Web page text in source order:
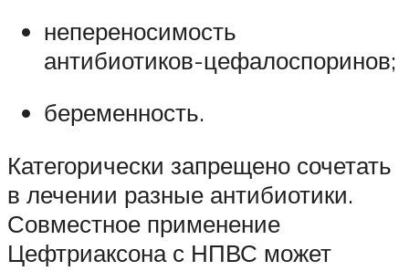
непереносимость
антибиотиков-цефалоспоринов;
беременность.
Категорически запрещено сочетать
в лечении разные антибиотики.
Совместное применение
Цефтриаксона с НПВС может